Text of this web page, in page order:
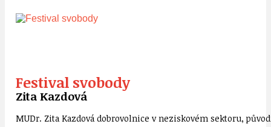
Festival svobody
Zita Kazdová
MUDr. Zita Kazdová dobrovolnice v neziskovém sektoru,